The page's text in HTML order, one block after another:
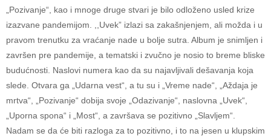
„Pozivanje“, kao i mnoge druge stvari je bilo odloženo usled krize
izazvane pandemijom. ,,Uvek” izlazi sa zakašnjenjem, ali možda i u
pravom trenutku za vraćanje nade u bolje sutra. Album je snimljen i
završen pre pandemije, a tematski i zvučno je nosio to breme bliske
budućnosti. Naslovi numera kao da su najavljivali dešavanja koja
slede. Otvara ga „Udarna vest“, a tu su i „Vreme nade“, „Aždaja je
mrtva“, „Pozivanje“ dobija svoje „Odazivanje“, naslovna „Uvek“,
„Uporna spona“ i „Most“, a završava se pozitivno „Slavljem“.
Nadam se da će biti razloga za to pozitivno, i to na jesen u klupskim